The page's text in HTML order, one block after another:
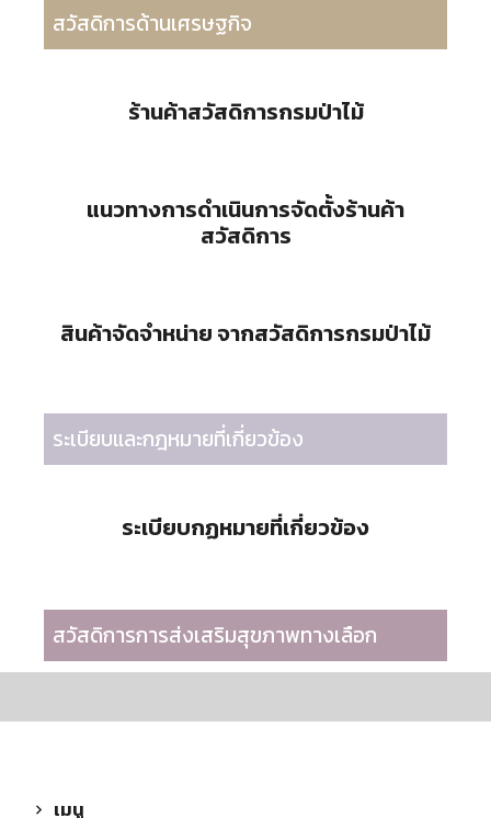
สวัสดิการด้านเศรษฐกิจ
ร้านค้าสวัสดิการกรมป่าไม้
แนวทางการดำเนินการจัดตั้งร้านค้า
สวัสดิการ
สินค้าจัดจำหน่าย จากสวัสดิการกรมป่าไม้
ระเบียบและกฎหมายที่เกี่ยวข้อง
ระเบียบกฏหมายที่เกี่ยวข้อง
สวัสดิการการส่งเสริมสุขภาพทางเลือก
เมนู